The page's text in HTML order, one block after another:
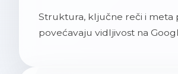
Struktura, ključne reči i meta
povećavaju vidljivost na